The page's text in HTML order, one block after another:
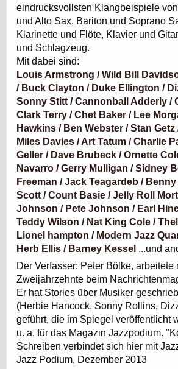
eindrucksvollsten Klangbeispiele
und Alto Sax, Bariton und Soprano
Klarinette und Flöte, Klavier und
und Schlagzeug.
Mit dabei sind:
Louis Armstrong / Wild Bill
/ Buck Clayton / Duke Ellington /
Sonny Stitt / Cannonball Adderly /
Clark Terry / Chet Baker / Lee
Hawkins / Ben Webster / Stan
Miles Davies / Art Tatum / Charlie
Geller / Dave Brubeck / Ornette
Navarro / Gerry Mulligan / Sidney
Freeman / Jack Teagardeb /
Scott / Count Basie / Jelly Roll
Johnson / Pete Johnson / Earl
Teddy Wilson / Nat King Cole /
Lionel hampton / Modern Jazz
Herb Ellis / Barney Kessel ...und
Der Verfasser: Peter Bölke, arbeitete
Zweijahrzehnte beim
Er hat Stories über Musiker
(Herbie Hancock, Sonny Rollins,
geführt, die im Spiegel veröffentlicht
u. a. für das Magazin Jazzpodium.
Schreiben verbindet sich hier mit
Jazz Podium, Dezember 2013